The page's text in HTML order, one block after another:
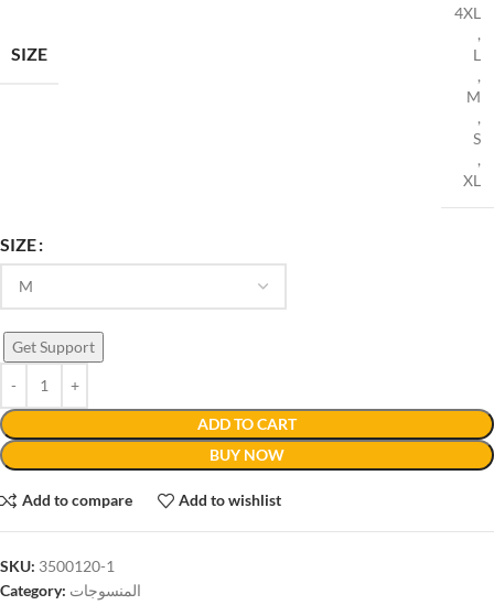
SIZE
4XL
,
L
,
M
,
S
,
XL
SIZE
ADD TO CART
BUY NOW
Get Support
Add to compare Add to wishlist
SKU: 3500120-1
Category: المنسوجات